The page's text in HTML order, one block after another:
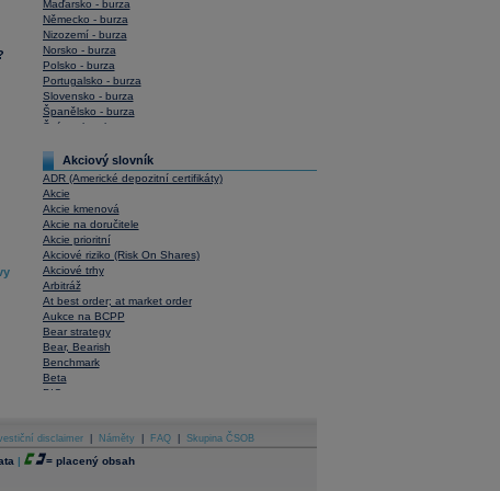
Maďarsko - burza
Německo - burza
Nizozemí - burza
Norsko - burza
Polsko - burza
Portugalsko - burza
Slovensko - burza
Španělsko - burza
Švýcarsko - burza
Akciový slovník
ADR (Americké depozitní certifikáty)
Akcie
Akcie kmenová
Akcie na doručitele
Akcie prioritní
Akciové riziko (Risk On Shares)
Akciové trhy
Arbitráž
At best order; at market order
Aukce na BCPP
Bear strategy
Bear, Bearish
Benchmark
Beta
BIC
Bonita
Book To Bill Ratio
Book Value
disclaimer Náměty FAQ Skupina ČSOB
| = placený obsah